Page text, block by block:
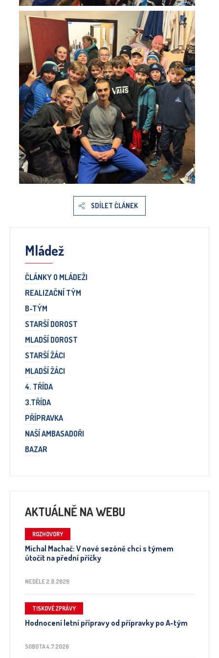
SDÍLET ČLÁNEK
Mládež
ČLÁNKY O MLÁDEŽI
REALIZAČNÍ TÝM
B-TÝM
STARŠÍ DOROST
MLADŠÍ DOROST
STARŠÍ ŽÁCI
MLADŠÍ ŽÁCI
4. TŘÍDA
3.TŘÍDA
PŘÍPRAVKA
NAŠÍ AMBASADOŘI
BAZAR
AKTUÁLNĚ NA WEBU
ROZHOVORY
Michal Machač: V nové sezóně chci s týmem
útočit na přední příčky
NEDĚLE 2.8.2026
TISKOVÉ ZPRÁVY
Hodnocení letní přípravy od přípravky po A-tým
SOBOTA 4.7.2026